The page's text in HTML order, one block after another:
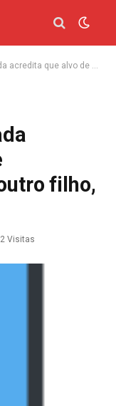
de criminosos era seu outro filho, diz PM
filho,
2 Visitas